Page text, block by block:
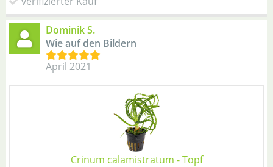
Dominik S.
Wie auf den Bildern
April 2021
Crinum calamistratum - Topf